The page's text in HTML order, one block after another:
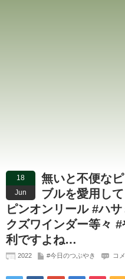
18
Jun
無いと不便な
ブルを愛用し
ピンオンリール #ハ
クズワインダー等々
利ですよね…
2022 #今日のつぶやき コ